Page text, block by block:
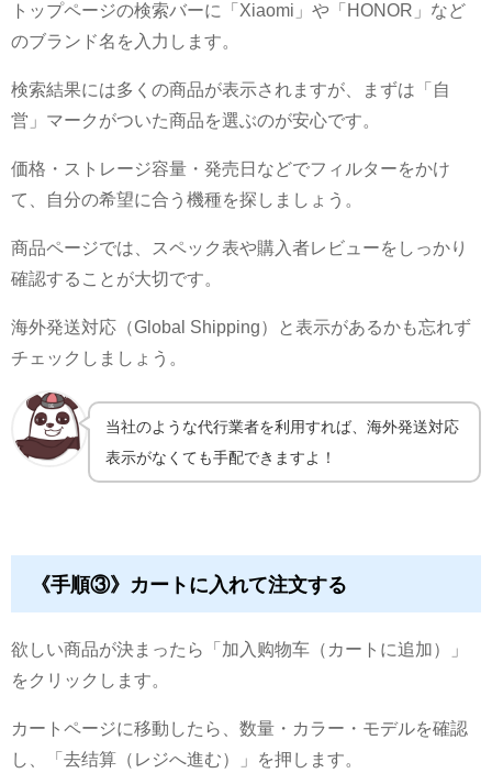
トップページの検索バーに「Xiaomi」や「HONOR」など
のブランド名を入力します。
検索結果には多くの商品が表示されますが、まずは「自
営」マークがついた商品を選ぶのが安心です。
価格・ストレージ容量・発売日などでフィルターをかけ
て、自分の希望に合う機種を探しましょう。
商品ページでは、スペック表や購入者レビューをしっかり
確認することが大切です。
海外発送対応（Global Shipping）と表示があるかも忘れず
チェックしましょう。
当社のような代行業者を利用すれば、海外発送対応
表示がなくても手配できますよ！
《手順③》カートに入れて注文する
欲しい商品が決まったら「加入购物车（カートに追加）」
をクリックします。
カートページに移動したら、数量・カラー・モデルを確認
し、「去结算（レジへ進む）」を押します。